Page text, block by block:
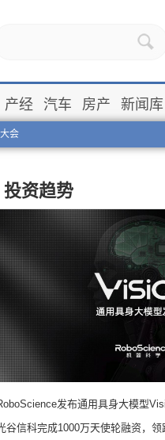
会
产经 汽车 房产 新闻库
投资趋势
谷信科完成1000万天使轮融资，